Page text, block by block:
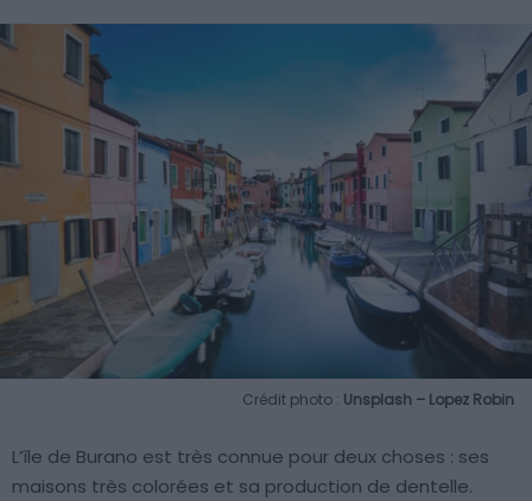
Crédit photo : Unsplash – Lopez Robin
L’île de Burano est très connue pour deux choses : ses
maisons très colorées et sa production de dentelle.